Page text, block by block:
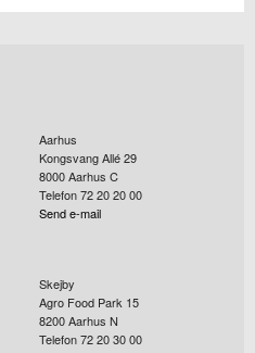
Aarhus
Kongsvang Allé 29
8000Aarhus C
Telefon 72 20 20 00
Send e-mail
Skejby
Agro Food Park 15
8200Aarhus N
Telefon 72 20 30 00